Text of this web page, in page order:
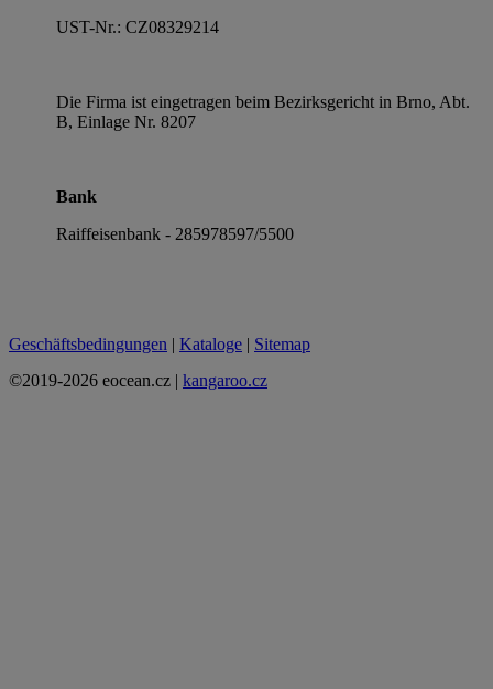
UST-Nr.: CZ08329214
Die Firma ist eingetragen beim Bezirksgericht in Brno, Abt.
B, Einlage Nr. 8207
Bank
Raiffeisenbank - 285978597/5500
Geschäftsbedingungen | Kataloge | Sitemap
©2019-2026 eocean.cz | kangaroo.cz